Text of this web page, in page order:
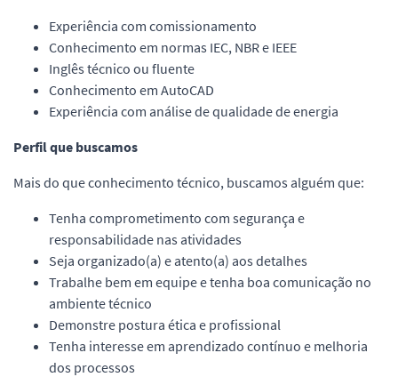
Experiência com comissionamento
Conhecimento em normas IEC, NBR e IEEE
Inglês técnico ou fluente
Conhecimento em AutoCAD
Experiência com análise de qualidade de energia
Perfil que buscamos
Mais do que conhecimento técnico, buscamos alguém que:
Tenha comprometimento com segurança e
responsabilidade nas atividades
Seja organizado(a) e atento(a) aos detalhes
Trabalhe bem em equipe e tenha boa comunicação no
ambiente técnico
Demonstre postura ética e profissional
Tenha interesse em aprendizado contínuo e melhoria
dos processos